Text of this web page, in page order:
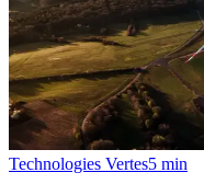
Technologies Vertes5 min